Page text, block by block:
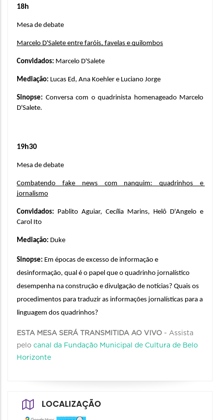
18h
Mesa de debate
Marcelo D'Salete entre faróis, favelas e quilombos
Convidados: Marcelo D'Salete
Mediação: Lucas Ed, Ana Koehler e Luciano Jorge
Sinopse: Conversa com o quadrinista homenageado Marcelo
D'Salete.
19h30
Mesa de debate
Combatendo fake news com nanquim: quadrinhos e
jornalismo
Convidados: Pablito Aguiar, Cecília Marins, Helô D'Angelo e
Carol Ito
Mediação: Duke
Sinopse: Em épocas de excesso de informação e
desinformação, qual é o papel que o quadrinho jornalístico
desempenha na construção e divulgação de notícias? Quais os
procedimentos para traduzir as informações jornalísticas para a
linguagem dos quadrinhos?
ESTA MESA SERÁ TRANSMITIDA AO VIVO - Assista
pelo canal da Fundação Municipal de Cultura de Belo
Horizonte
LOCALIZAÇÃO